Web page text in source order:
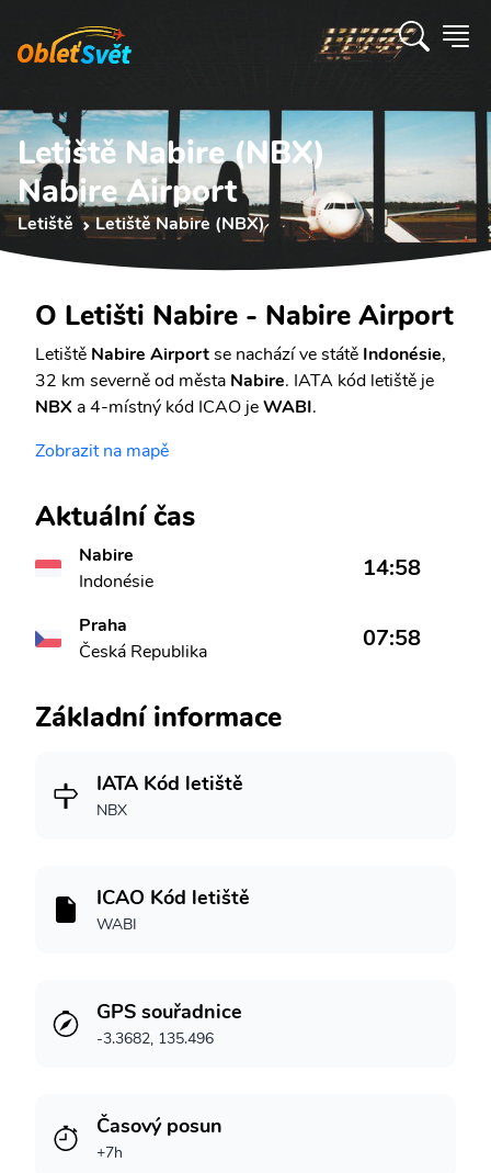
Letiště Nabire (NBX)
Nabire Airport
Letiště Letiště Nabire (NBX)
O Letišti Nabire - Nabire Airport
Letiště Nabire Airportse nachází ve státě Indonésie,
32 km severně od města Nabire. IATA kód letiště je
NBX a 4-místný kód ICAO jeWABI.
Zobrazit na mapě
Aktuální čas
Nabire
Indonésie
14:58
Praha
Česká Republika
07:58
Základní informace
IATA Kód letiště
NBX
ICAO Kód letiště
WABI
GPS souřadnice
-3.3682, 135.496
Časový posun
+7h